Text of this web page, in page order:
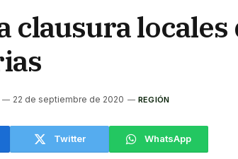
clausura
22 de septiembre de 2020 REGIÓN
Twitter WhatsApp